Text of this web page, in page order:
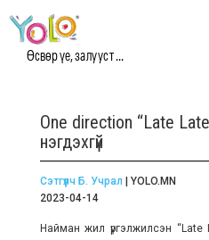
Өсвөр үе, залууст ...
One direction “Late
нэгдэхгүй
Сэтгүүлч Б. Учрал | YOLO.MN
2023-04-14
Найман жил үргэлжилсэн